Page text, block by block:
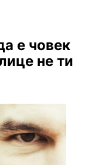
е човек
не ти